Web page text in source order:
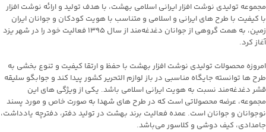
مجموعه تولیدی نوشت افزار ایرانی اسلامی بهشت، با هدف تولید و ارائه نوشت افزار
با کیفیت با طرح های ایرانی و اسلامی و متناسب با هویت کودکان و جوانان ایران
زمین، به همت گروهی از جوانان دغدغه‌مند از سال ۱۳۹۵ فعالیت خود را در شهر یزد
آغاز کرد.
امروزه محصولات تولیدی نوشت افزار بهشت با حفظ و ارتقا کیفیت و تنوع بخشی به
طرح ها توانسته جایگاه مناسبی در باز لوازم التحریر کشور پیدا کند و جوابگو سلیقه
قشر دغدغه‌مند نسبت به هویت ایرانی اسلامی باشد. یکی از ویژگی های این
مجموعه، عرضه محصولاتی است که در طرح های شهدا به صورت خاص و مورد پسند
نوجوانان و جوانان است. عمده فعالیت برند بهشت در تولید دفتر، دفترچه یادداشت،
جامدادی، کیف دوشی و کلاسور می‌باشد.